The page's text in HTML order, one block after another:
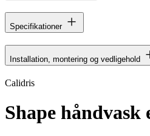
Specifikationer
Installation, montering og vedligehold
Calidris
Shape håndvask